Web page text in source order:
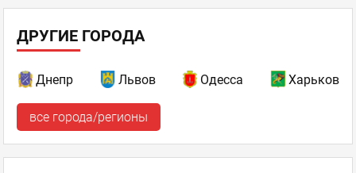
ДРУГИЕ ГОРОДА
Днепр Львов Одесса Харьков
все города/регионы